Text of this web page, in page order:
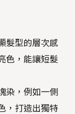
髮型的層次感
色，能讓短髮
染，例如一側
，打造出獨特